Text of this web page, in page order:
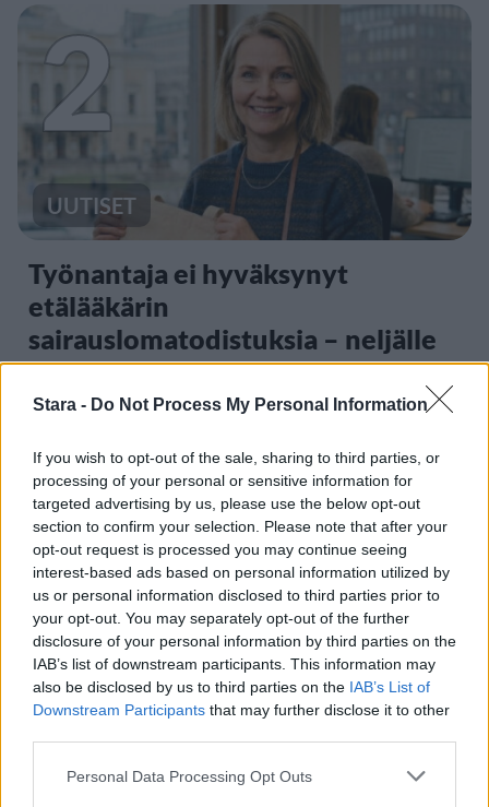
Stara - Do Not Process My Personal Information
If you wish to opt-out of the sale, sharing to third parties, or
processing of your personal or sensitive information for
targeted advertising by us, please use the below opt-out
section to confirm your selection. Please note that after your
opt-out request is processed you may continue seeing
interest-based ads based on personal information utilized by
us or personal information disclosed to third parties prior to
your opt-out. You may separately opt-out of the further
disclosure of your personal information by third parties on the
IAB’s list of downstream participants. This information may
also be disclosed by us to third parties on the IAB’s List of
Downstream Participants that may further disclose it to other
Personal Data Processing Opt Outs
2
UUTISET
Työnantaja ei hyväksynyt
etälääkärin
sairauslomatodistuksia – neljälle
ei maksettu sairausajan palkkaa
3
MATKAILU
Finnairin lennoista osan lentää
jatkossa toinen lentoyhtiö –
matkustajille tärkeä rajoitus